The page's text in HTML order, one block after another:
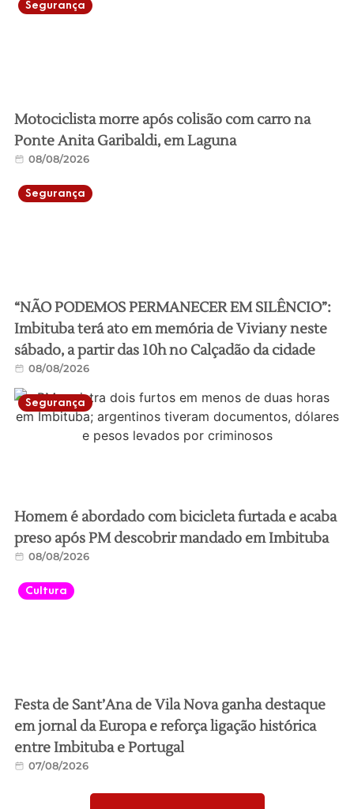
Segurança
Motociclista morre após colisão com carro na
Ponte Anita Garibaldi, em Laguna
08/08/2026
Segurança
“NÃO PODEMOS PERMANECER EM SILÊNCIO”:
Imbituba terá ato em memória de Viviany neste
sábado, a partir das 10h no Calçadão da cidade
08/08/2026
Segurança
Homem é abordado com bicicleta furtada e acaba
preso após PM descobrir mandado em Imbituba
08/08/2026
Cultura
Festa de Sant’Ana de Vila Nova ganha destaque
em jornal da Europa e reforça ligação histórica
entre Imbituba e Portugal
07/08/2026